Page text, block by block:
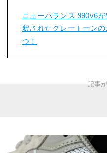
ニューバランス 990v6
釈されたグレートーン
つ！